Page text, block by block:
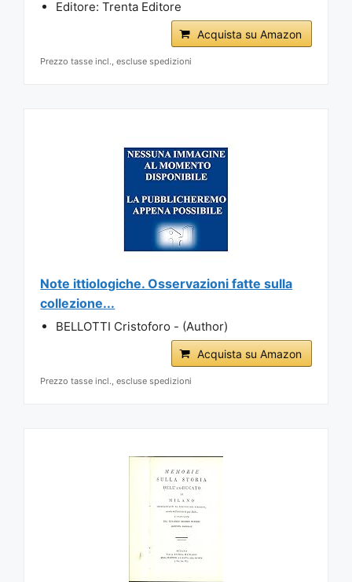
Editore: Trenta Editore
Acquista su Amazon
Prezzo tasse incl., escluse spedizioni
Note ittiologiche. Osservazioni fatte sulla
collezione...
BELLOTTI Cristoforo - (Author)
Acquista su Amazon
Prezzo tasse incl., escluse spedizioni